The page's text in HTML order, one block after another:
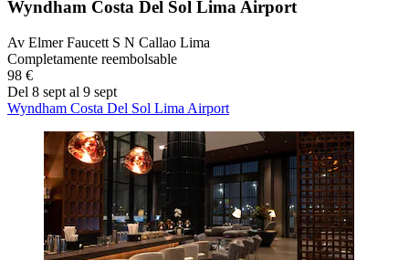
Wyndham Costa Del Sol Lima Airport
Av Elmer Faucett S N Callao Lima
Completamente reembolsable
98 €
Del 8 sept al 9 sept
Wyndham Costa Del Sol Lima Airport